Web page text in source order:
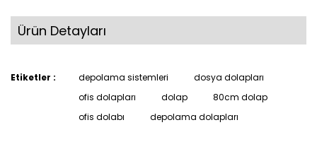
Ürün Detayları
Etiketler : depolama sistemleri
dosya dolapları
ofis dolapları
dolap
80cm dolap
ofis dolabı
depolama dolapları